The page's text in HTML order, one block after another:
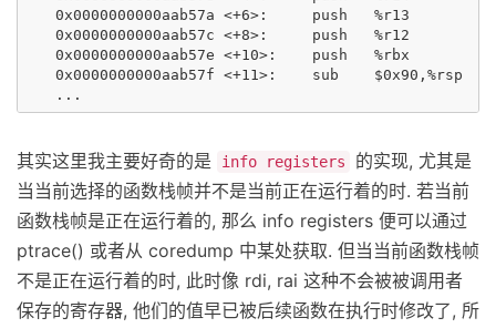
   0x0000000000aab57a <+6>:	push   %r13
   0x0000000000aab57c <+8>:	push   %r12
   0x0000000000aab57e <+10>:	push   %rbx
   0x0000000000aab57f <+11>:	sub    $0x90,%rsp
其实这里我主要好奇的是 info registers
的实现, 尤其是
当当前选择的函数栈帧并不是当前正在运行着的时. 若当前
函数栈帧是正在运行着的, 那么 info registers 便可以通过
ptrace() 或者从 coredump 中某处获取. 但当当前函数栈帧
不是正在运行着的时, 此时像 rdi, rai 这种不会被被调用者
保存的寄存器, 他们的值早已被后续函数在执行时修改了, 所